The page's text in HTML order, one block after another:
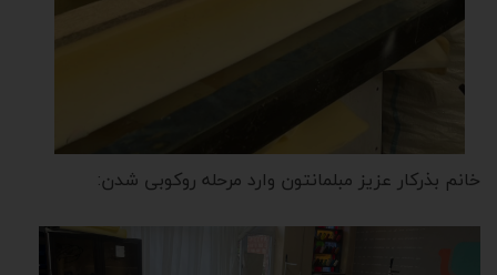
خانم بذرکار عزیز مبلمانتون وارد مرحله روکوبی شدن: